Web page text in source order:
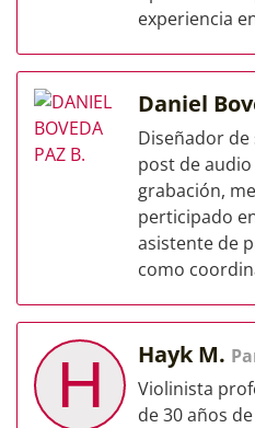
experiencia
Daniel
Diseñador
post de
grabación,
perticipado
asistente de
como
H Hayk M.
Violinista
de 30 años